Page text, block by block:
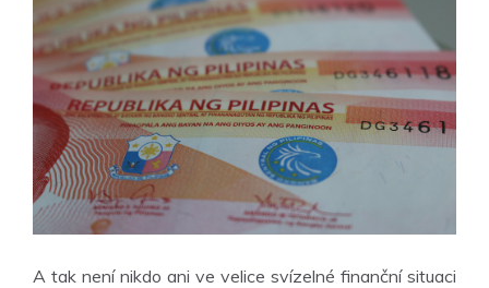
A tak není nikdo ani ve velice svízelné finanční situaci